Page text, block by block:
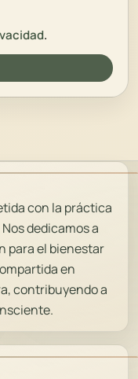
.
con la práctica
dedicamos a
para el bienestar
en
contribuyendo a